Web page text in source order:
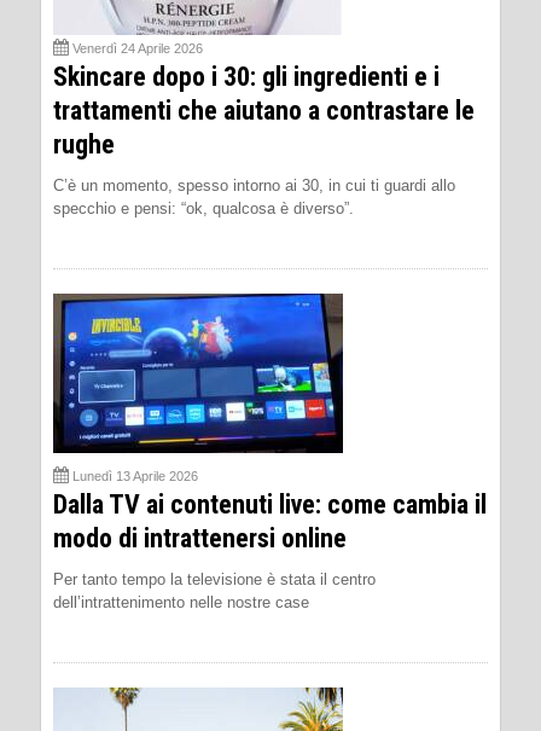
Venerdì 24 Aprile 2026
Skincare dopo i 30: gli ingredienti e i
trattamenti che aiutano a contrastare le
rughe
C’è un momento, spesso intorno ai 30, in cui ti guardi allo
specchio e pensi: “ok, qualcosa è diverso”.
Lunedì 13 Aprile 2026
Dalla TV ai contenuti live: come cambia il
modo di intrattenersi online
Per tanto tempo la televisione è stata il centro
dell’intrattenimento nelle nostre case